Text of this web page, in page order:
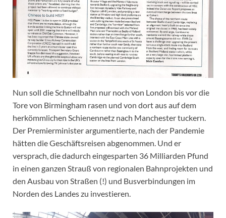
Nun soll die Schnellbahn nur noch von London bis vor die
Tore von Birmingham rasen und von dort aus auf dem
herkömmlichen Schienennetz nach Manchester tuckern.
Der Premierminister argumentierte, nach der Pandemie
hätten die Geschäftsreisen abgenommen. Und er
versprach, die dadurch eingesparten 36 Milliarden Pfund
in einen ganzen Strauß von regionalen Bahnprojekten und
den Ausbau von Straßen (!) und Busverbindungen im
Norden des Landes zu investieren.